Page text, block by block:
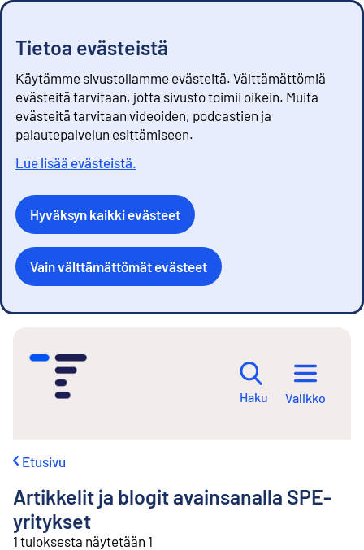
Tietoa evästeistä
Käytämme sivustollamme evästeitä. Välttämättömiä
evästeitä tarvitaan, jotta sivusto toimii oikein. Muita
evästeitä tarvitaan videoiden, podcastien ja
palautepalvelun esittämiseen.
Lue lisää evästeistä.
Hyväksyn kaikki evästeet
Vain välttämättömät evästeet
Haku Valikko
Etusivu
Artikkelit ja blogit avainsanalla SPE-
yritykset
1 tuloksesta näytetään 1